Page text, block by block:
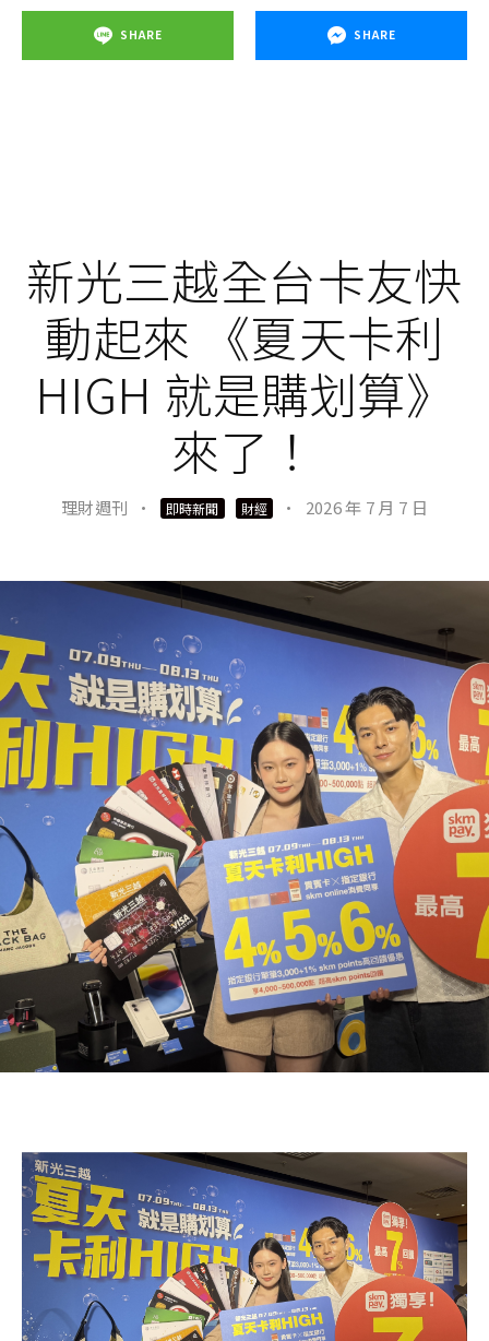
SHARE SHARE
新光三越全台卡友快
動起來 《夏天卡利
HIGH 就是購划算》
來了！
理財週刊 · 即時新聞 財經 · 2026 年 7 月 7 日